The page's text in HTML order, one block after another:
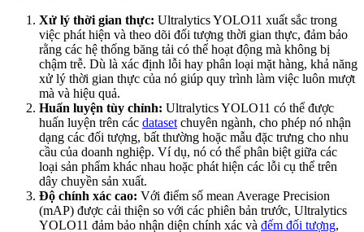
Xử lý thời gian thực: Ultralytics YOLO11 xuất sắc trong
việc phát hiện và theo dõi đối tượng thời gian thực, đảm bảo
rằng các hệ thống băng tải có thể hoạt động mà không bị
chậm trễ. Dù là xác định lỗi hay phân loại mặt hàng, khả năng
xử lý thời gian thực của nó giúp quy trình làm việc luôn mượt
mà và hiệu quả.
Huấn luyện tùy chỉnh: Ultralytics YOLO11 có thể được
huấn luyện trên các dataset chuyên ngành, cho phép nó nhận
dạng các đối tượng, bất thường hoặc mẫu đặc trưng cho nhu
cầu của doanh nghiệp. Ví dụ, nó có thể phân biệt giữa các
loại sản phẩm khác nhau hoặc phát hiện các lỗi cụ thể trên
dây chuyền sản xuất.
Độ chính xác cao: Với điểm số mean Average Precision
(mAP) được cải thiện so với các phiên bản trước, Ultralytics
YOLO11 đảm bảo nhận diện chính xác và đếm đối tượng,